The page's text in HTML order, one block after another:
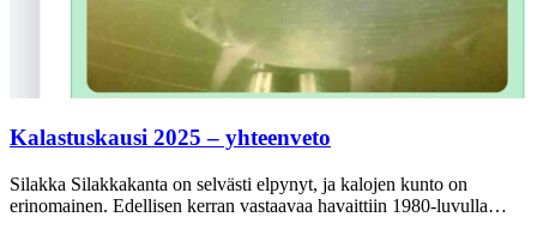
Kalastuskausi 2025 – yhteenveto
Silakka Silakkakanta on selvästi elpynyt, ja kalojen kunto on
erinomainen. Edellisen kerran vastaavaa havaittiin 1980-luvulla…